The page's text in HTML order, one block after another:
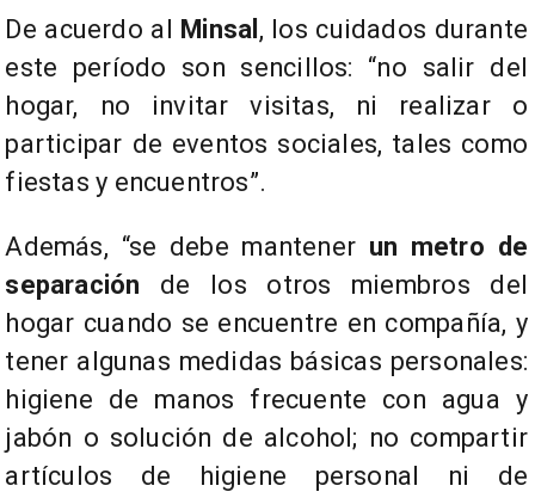
De acuerdo al Minsal , los cuidados durante
este período son sencillos: “no salir del
hogar, no invitar visitas, ni realizar o
participar de eventos sociales, tales como
fiestas y encuentros”.
Además, “se debe mantener un metro de
separación de los otros miembros del
hogar cuando se encuentre en compañía, y
tener algunas medidas básicas personales:
higiene de manos frecuente con agua y
jabón o solución de alcohol; no compartir
artículos de higiene personal ni de